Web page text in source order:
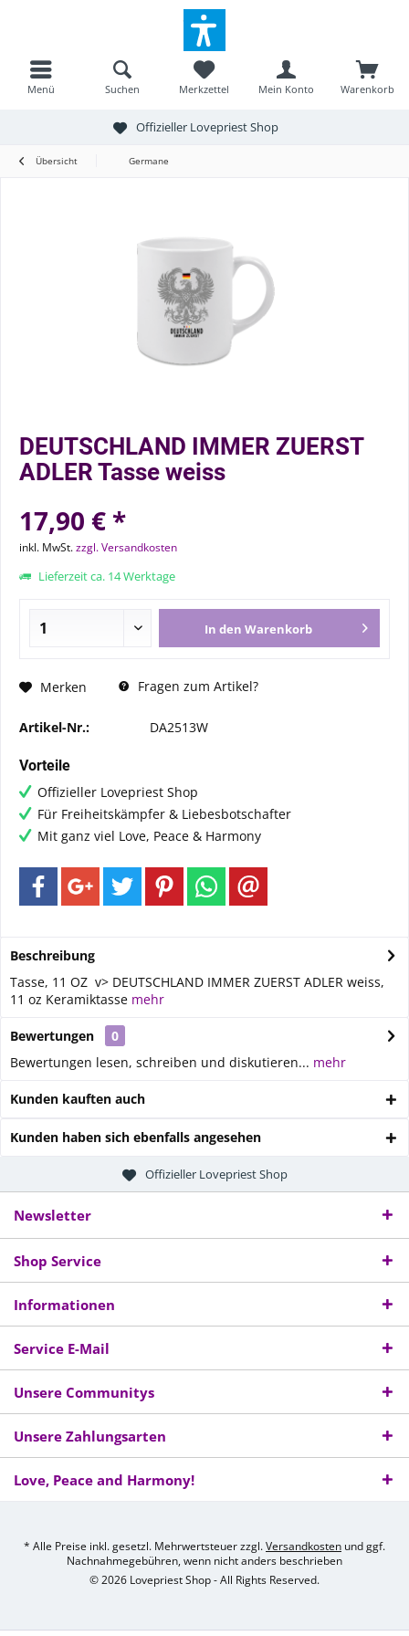
Menü Warenkorb
Merkzettel Mein Konto
Suchen
Offizieller Lovepriest Shop
Übersicht Germane
DEUTSCHLAND IMMER ZUERST
ADLER Tasse weiss
17,90 € *
inkl. MwSt.zzgl. Versandkosten
Lieferzeit ca. 14 Werktage
In den Warenkorb
Merken Fragen zum Artikel?
Artikel-Nr.: DA2513W
Vorteile
Offizieller Lovepriest Shop
Für Freiheitskämpfer & Liebesbotschafter
Mit ganz viel Love, Peace & Harmony
Beschreibung
Tasse, 11 OZ v> DEUTSCHLAND IMMER ZUERST ADLER weiss,
11 oz Keramiktasse mehr
Bewertungen
0
Bewertungen lesen, schreiben und diskutieren... mehr
Kunden kauften auch
Kunden haben sich ebenfalls angesehen
Offizieller Lovepriest Shop
Newsletter
Shop Service
Informationen
Service E-Mail
Unsere Communitys
Unsere Zahlungsarten
Love, Peace and Harmony!
* Alle Preise inkl. gesetzl. Mehrwertsteuer zzgl.Versandkosten und ggf.
Nachnahmegebühren, wenn nicht anders beschrieben
© 2026 Lovepriest Shop - All Rights Reserved.